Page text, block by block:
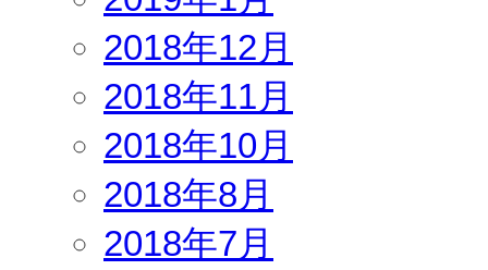
2018年12月
2018年11月
2018年10月
2018年8月
2018年7月